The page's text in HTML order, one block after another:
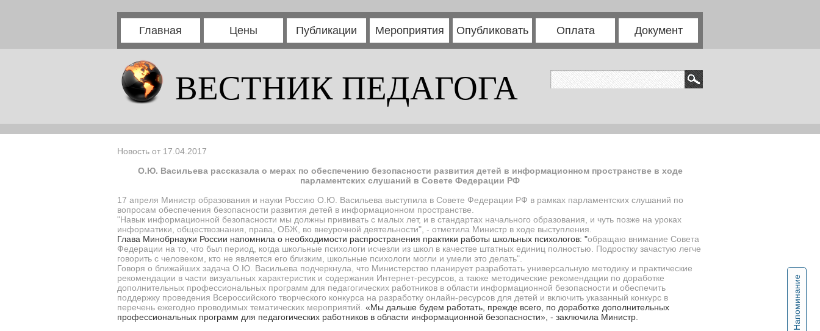
Главная Цены Публикации Мероприятия Опубликовать Оплата Документ
ВЕСТНИК ПЕДАГОГА
Напоминание
Новость от 17.04.2017
О.Ю. Васильева рассказала о мерах по обеспечению безопасности развития детей в информационном пространстве в ходе
парламентских слушаний в Совете Федерации РФ
17 апреля Министр образования и науки Россию О.Ю. Васильева выступила в Совете Федерации РФ в рамках парламентских слушаний по
вопросам обеспечения безопасности развития детей в информационном пространстве.
"Навык информационной безопасности мы должны прививать с малых лет, и в стандартах начального образования, и чуть позже на уроках
информатики, обществознания, права, ОБЖ, во внеурочной деятельности", - отметила Министр в ходе выступления.
Глава Минобрнауки России напомнила о необходимости распространения практики работы школьных психологов: "обращаю внимание Совета
Федерации на то, что был период, когда школьные психологи исчезли из школ в качестве штатных единиц полностью. Подростку зачастую легче
говорить с человеком, кто не является его близким, школьные психологи могли и умели это делать".
Говоря о ближайших задача О.Ю. Васильева подчеркнула, что Министерство планирует разработать универсальную методику и практические
рекомендации в части визуальных характеристик и содержания Интернет-ресурсов, а также методические рекомендации по доработке
дополнительных профессиональных программ для педагогических работников в области информационной безопасности и обеспечить
поддержку проведения Всероссийского творческого конкурса на разработку онлайн-ресурсов для детей и включить указанный конкурс в
перечень ежегодно проводимых тематических мероприятий. «Мы дальше будем работать, прежде всего, по доработке дополнительных
профессиональных программ для педагогических работников в области информационной безопасности», - заключила Министр.